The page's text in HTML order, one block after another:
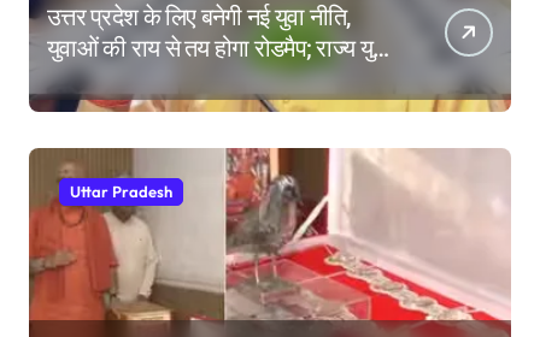
उत्तर प्रदेश के लिए बनेगी नई युवा नीति,
युवाओं की राय से तय होगा रोडमैप; राज्य युवा
आयोग के गठन पर भी मंथन
Uttar Pradesh